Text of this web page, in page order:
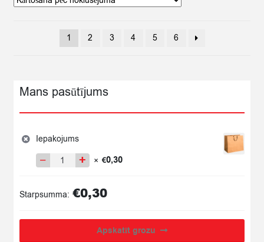
1 2 3 4 5 6
Mans pasūtījums
Iepakojums
−
Iepakojums+ × €0,30
Starpsumma: €0,30
Apskatīt grozu